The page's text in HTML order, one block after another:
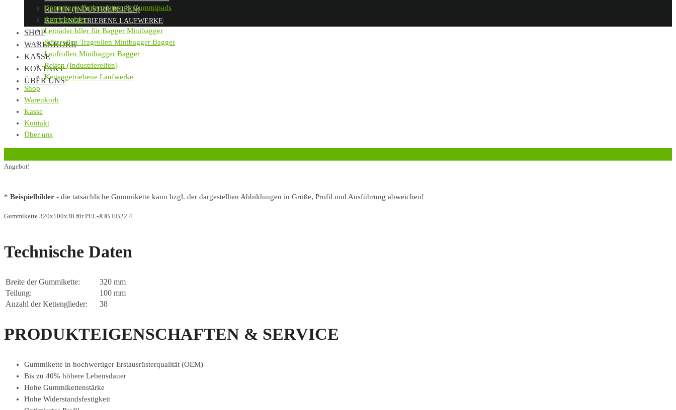
REIFEN (INDUSTRIEREIFEN)
KETTENGETRIEBENE LAUFWERKE
SHOP
WARENKORB
KASSE
KONTAKT
ÜBER UNS
Gummierte Bodenplatten & Gummipads
Antriebsräder
Leiträder Idler für Bagger Minibagger
Stützrollen Tragrollen Minibagger Bagger
Laufrollen Minibagger Bagger
Reifen (Industriereifen)
Kettengetriebene Laufwerke
Shop
Warenkorb
Kasse
Kontakt
Über uns
Angebot!
* Beispielbilder - die tatsächliche Gummikette kann bzgl. der dargestellten Abbildungen in Größe, Profil und Ausführung abweichen!
Gummikette 320x100x38 für PEL-JOB EB22.4
Technische Daten
Breite der Gummikette:
320 mm
Teilung:
100 mm
Anzahl der Kettenglieder:
38
PRODUKTEIGENSCHAFTEN & SERVICE
Gummikette in hochwertiger Erstausrüsterqualität (OEM)
Bis zu 40% höhere Lebensdauer
Hohe Gummikettenstärke
Hohe Widerstandsfestigkeit